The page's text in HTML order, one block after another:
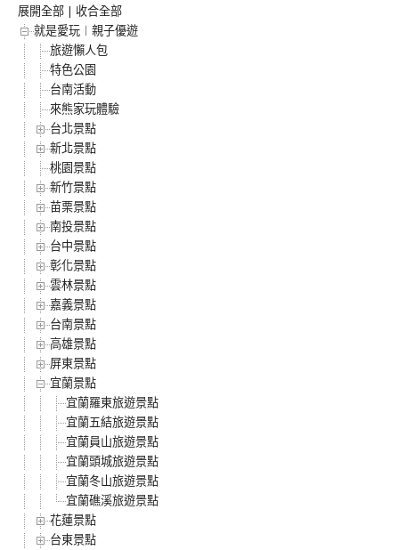
展開全部 | 收合全部
就是愛玩︱親子優遊
旅遊懶人包
特色公園
台南活動
來熊家玩體驗
台北景點
新北景點
桃園景點
新竹景點
苗栗景點
南投景點
台中景點
彰化景點
雲林景點
嘉義景點
台南景點
高雄景點
屏東景點
宜蘭景點
宜蘭羅東旅遊景點
宜蘭五結旅遊景點
宜蘭員山旅遊景點
宜蘭頭城旅遊景點
宜蘭冬山旅遊景點
宜蘭礁溪旅遊景點
花蓮景點
台東景點